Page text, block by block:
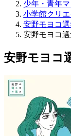
少年・青年
小学館クリ
安野モヨコ
安野モヨコ
安野モヨコ